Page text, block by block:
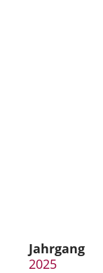
Jahrgang
2025